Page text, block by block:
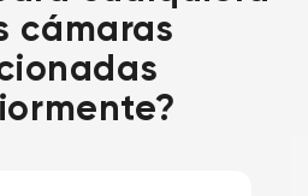
cámaras